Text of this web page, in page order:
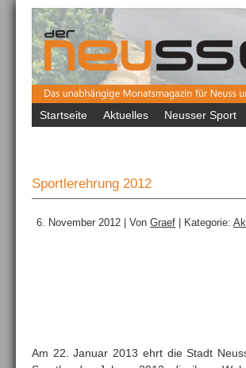
Startseite Aktuelles Neusser Sport
Sportlerehrung 2012
6. November 2012 | Von Graef | Kategorie:
Am 22. Januar 2013 ehrt die Stadt